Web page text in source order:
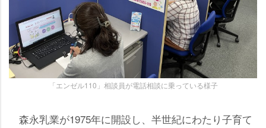
「エンゼル110」相談員が電話相談に乗っている様子
森永乳業が1975年に開設し、半世紀にわたり子育て